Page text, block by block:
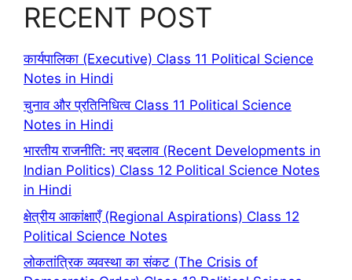
RECENT POST
कार्यपालिका (Executive) Class 11 Political Science
Notes in Hindi
चुनाव और प्रतिनिधित्व Class 11 Political Science
Notes in Hindi
भारतीय राजनीति: नए बदलाव (Recent Developments in
Indian Politics) Class 12 Political Science Notes
in Hindi
क्षेत्रीय आकांक्षाएँ (Regional Aspirations) Class 12
Political Science Notes
लोकतांत्रिक व्यवस्था का संकट (The Crisis of